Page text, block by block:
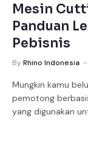
Mesin
Panduan
Pebisnis
ByRhino Indonesia
Mungkin kamu
pemotong
yang digunakan